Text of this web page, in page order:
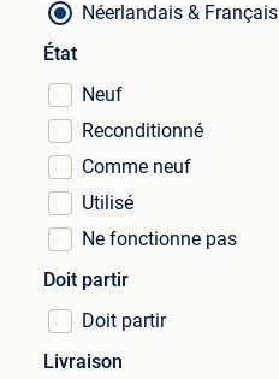
Néerlandais & Français
État
Neuf
Reconditionné
Comme neuf
Utilisé
Ne fonctionne pas
Doit partir
Doit partir
Livraison